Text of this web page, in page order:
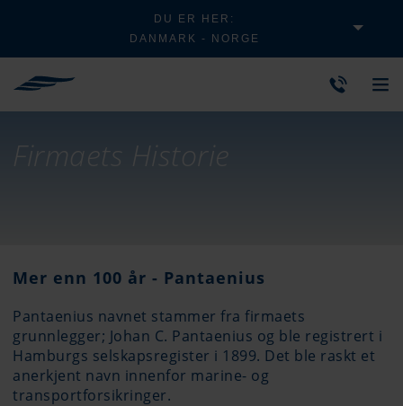
DU ER HER:
DANMARK - NORGE
Firmaets Historie
Mer enn 100 år - Pantaenius
Pantaenius navnet stammer fra firmaets
grunnlegger; Johan C. Pantaenius og ble registrert i
Hamburgs selskapsregister i 1899. Det ble raskt et
anerkjent navn innenfor marine- og
transportforsikringer.